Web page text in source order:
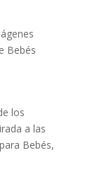
Bebés
los
a las
Bebés,